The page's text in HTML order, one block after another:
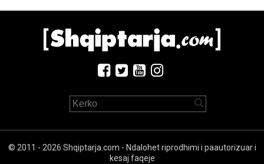
© 2011 - 2026 Shqiptarja.com - Ndalohet riprodhimi i paautorizuar i
kesaj faqeje